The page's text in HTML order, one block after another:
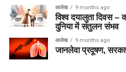
आलेख 9 months ago
विश्व दयालुता दिवस
दुनिया में संतुलन संभव
आलेख 9 months ago
जानलेवा प्रदूषण,